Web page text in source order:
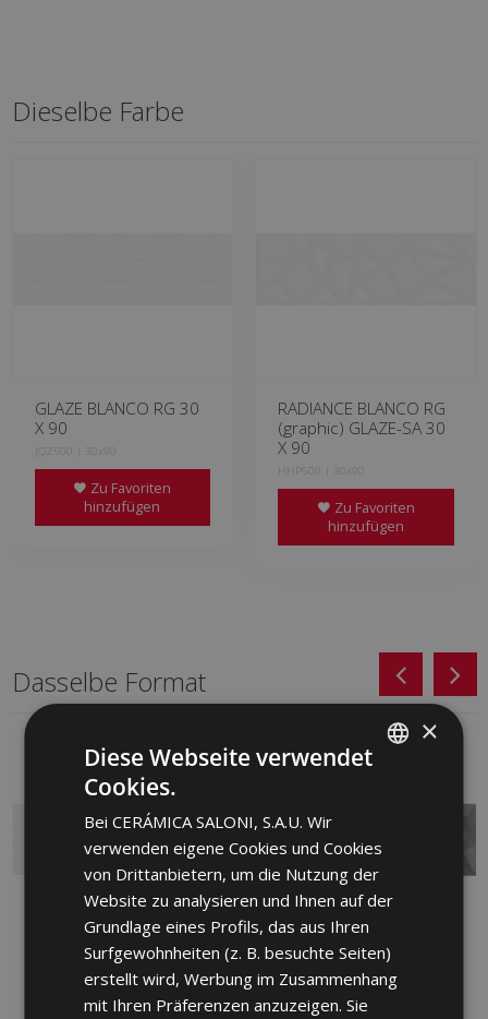
Dieselbe Farbe
GLAZE BLANCO RG 30
X 90
JQZ500 | 30x90
Zu Favoriten
hinzufügen
RADIANCE BLANCO RG
(graphic) GLAZE-SA 30
X 90
HHP500 | 30x90
Zu Favoriten
hinzufügen
Dasselbe Format
RADIANCE BLANCO RG
(graphic) GLAZE-SA 30
30X90 CM RADIANCE
PLATA RG X 30 X 90
GERMAN
PORTUGUESE
×
Diese Webseite verwendet
Cookies.
Bei CERÁMICA SALONI, S.A.U. Wir
verwenden eigene Cookies und Cookies
von Drittanbietern, um die Nutzung der
Website zu analysieren und Ihnen auf der
Grundlage eines Profils, das aus Ihren
Surfgewohnheiten (z. B. besuchte Seiten)
erstellt wird, Werbung im Zusammenhang
mit Ihren Präferenzen anzuzeigen. Sie